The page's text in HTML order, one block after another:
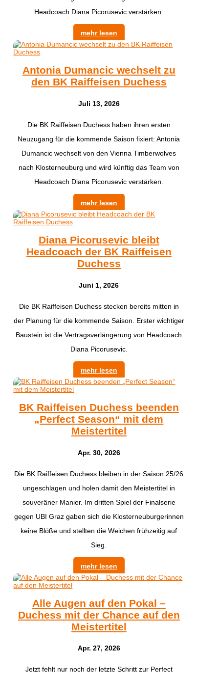
Headcoach Diana Picorusevic verstärken.
mehr lesen
Antonia Dumancic wechselt zu
den BK Raiffeisen Duchess
Juli 13, 2026
Die BK Raiffeisen Duchess haben ihren ersten
Neuzugang für die kommende Saison fixiert: Antonia
Dumancic wechselt von den Vienna Timberwolves
nach Klosterneuburg und wird künftig das Team von
Headcoach Diana Picorusevic verstärken.
mehr lesen
Diana Picorusevic bleibt
Headcoach der BK Raiffeisen
Duchess
Juni 1, 2026
Die BK Raiffeisen Duchess stecken bereits mitten in
der Planung für die kommende Saison. Erster wichtiger
Baustein ist die Vertragsverlängerung von Headcoach
Diana Picorusevic.
mehr lesen
BK Raiffeisen Duchess beenden
„Perfect Season“ mit dem
Meistertitel
Apr. 30, 2026
Die BK Raiffeisen Duchess bleiben in der Saison 25/26
ungeschlagen und holen damit den Meistertitel in
souveräner Manier. Im dritten Spiel der Finalserie
gegen UBI Graz gaben sich die Klosterneuburgerinnen
keine Blöße und stellten die Weichen frühzeitig auf
Sieg.
mehr lesen
Alle Augen auf den Pokal –
Duchess mit der Chance auf den
Meistertitel
Apr. 27, 2026
Jetzt fehlt nur noch der letzte Schritt zur Perfect